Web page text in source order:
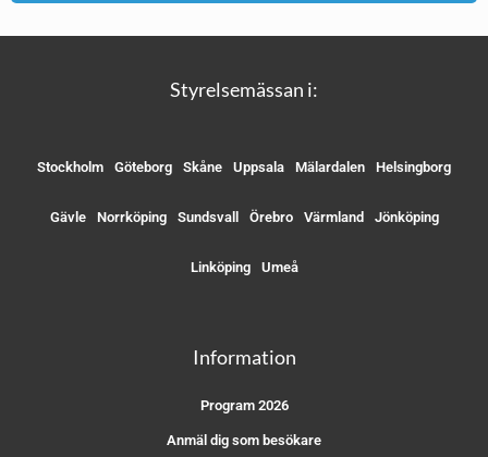
Styrelsemässan i:
Stockholm Göteborg Skåne Uppsala Mälardalen Helsingborg
Gävle Norrköping Sundsvall Örebro Värmland Jönköping
Linköping Umeå
Information
Program 2026
Anmäl dig som besökare